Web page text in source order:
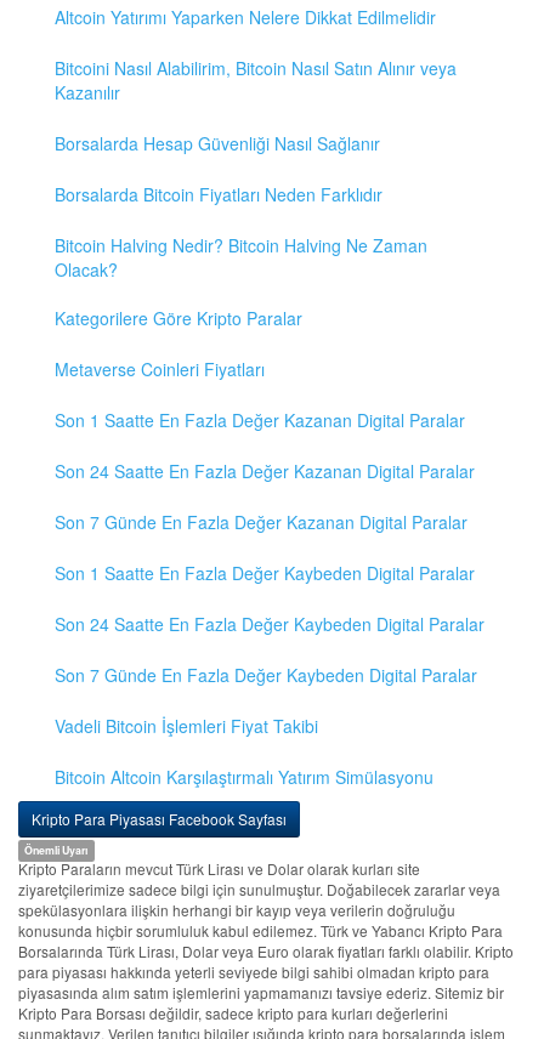
Altcoin Yatırımı Yaparken Nelere Dikkat Edilmelidir
Bitcoini Nasıl Alabilirim, Bitcoin Nasıl Satın Alınır veya
Kazanılır
Borsalarda Hesap Güvenliği Nasıl Sağlanır
Borsalarda Bitcoin Fiyatları Neden Farklıdır
Bitcoin Halving Nedir? Bitcoin Halving Ne Zaman
Olacak?
Kategorilere Göre Kripto Paralar
Metaverse Coinleri Fiyatları
Son 1 Saatte En Fazla Değer Kazanan Digital Paralar
Son 24 Saatte En Fazla Değer Kazanan Digital Paralar
Son 7 Günde En Fazla Değer Kazanan Digital Paralar
Son 1 Saatte En Fazla Değer Kaybeden Digital Paralar
Son 24 Saatte En Fazla Değer Kaybeden Digital Paralar
Son 7 Günde En Fazla Değer Kaybeden Digital Paralar
Vadeli Bitcoin İşlemleri Fiyat Takibi
Bitcoin Altcoin Karşılaştırmalı Yatırım Simülasyonu
Kripto Para Piyasası Facebook Sayfası
Önemli Uyarı
Kripto Paraların mevcut Türk Lirası ve Dolar olarak kurları site
ziyaretçilerimize sadece bilgi için sunulmuştur. Doğabilecek zararlar veya
spekülasyonlara ilişkin herhangi bir kayıp veya verilerin doğruluğu
konusunda hiçbir sorumluluk kabul edilemez. Türk ve Yabancı Kripto Para
Borsalarında Türk Lirası, Dolar veya Euro olarak fiyatları farklı olabilir. Kripto
para piyasası hakkında yeterli seviyede bilgi sahibi olmadan kripto para
piyasasında alım satım işlemlerini yapmamanızı tavsiye ederiz. Sitemiz bir
Kripto Para Borsası değildir, sadece kripto para kurları değerlerini
sunmaktayız. Verilen tanıtıcı bilgiler ışığında kripto para borsalarında işlem